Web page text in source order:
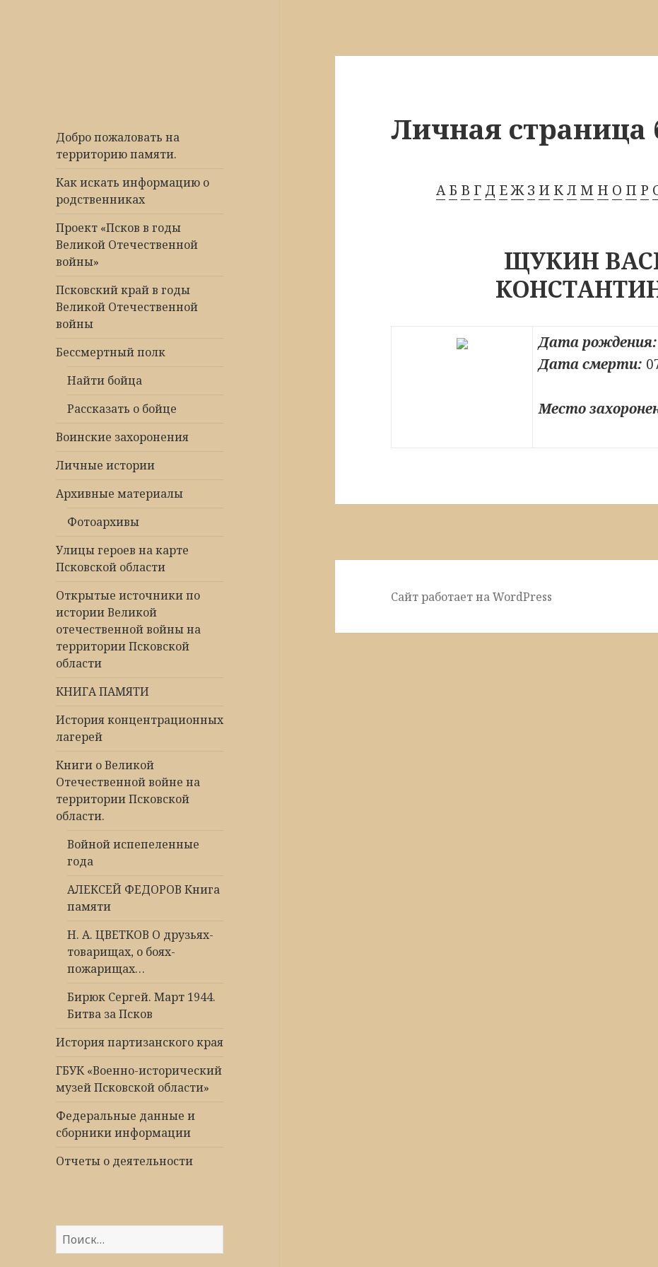
Добро пожаловать на
территорию памяти.
Как искать информацию о
родственниках
Проект «Псков в годы
Великой Отечественной
войны»
Псковский край в годы
Великой Отечественной
войны
Бессмертный полк
Найти бойца
Рассказать о бойце
Воинские захоронения
Личные истории
Архивные материалы
Фотоархивы
Улицы героев на карте
Псковской области
Открытые источники по
истории Великой
отечественной войны на
территории Псковской
области
КНИГА ПАМЯТИ
История концентрационных
лагерей
Книги о Великой
Отечественной войне на
территории Псковской
области.
Войной испепеленные
года
АЛЕКСЕЙ ФЕДОРОВ Книга
памяти
Н. А. ЦВЕТКОВ О друзьях-
товарищах, о боях-
пожарищах…
Бирюк Сергей. Март 1944.
Битва за Псков
История партизанского края
ГБУК «Военно-исторический
музей Псковской области»
Федеральные данные и
сборники информации
Отчеты о деятельности
Найти:
Личная страница
А Б В Г Д ЕЖ З И К Л М Н О П Р
ЩУКИН
Дата рождения:
Дата смерти:
Место
Сайт работает на WordPress